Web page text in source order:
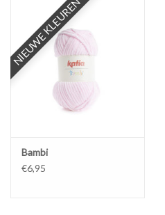
Workshops
Lifestyle
NIEUWE KLEUREN
Bambi
€6,95